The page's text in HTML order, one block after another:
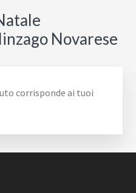
Novarese
corrisponde ai tuoi